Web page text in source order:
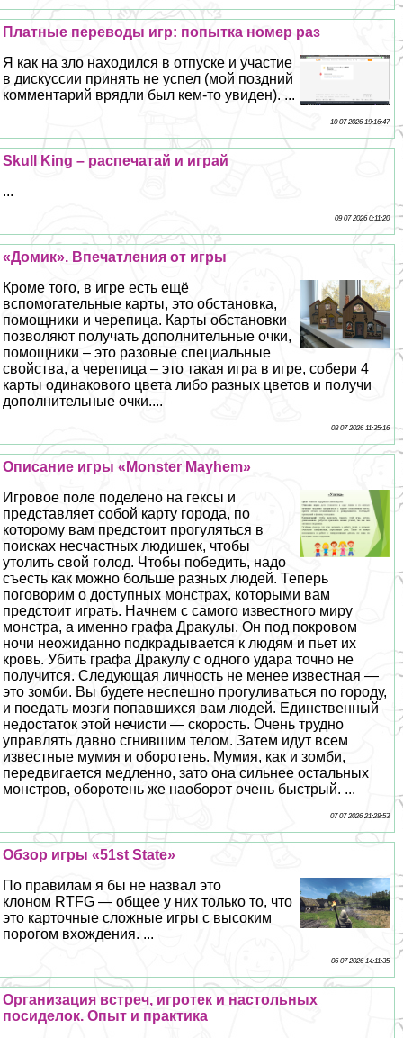
Платные переводы игр: попытка номер раз
Я как на зло находился в отпуске и участие
в дискуссии принять не успел (мой поздний
комментарий врядли был кем-то увиден). ...
10 07 2026 19:16:47
Skull King – распечатай и играй
...
09 07 2026 0:11:20
«Домик». Впечатления от игры
Кроме того, в игре есть ещё
вспомогательные карты, это обстановка,
помощники и черепица. Карты обстановки
позволяют получать дополнительные очки,
помощники – это разовые специальные
свойства, а черепица – это такая игра в игре, собери 4
карты одинакового цвета либо разных цветов и получи
дополнительные очки....
08 07 2026 11:35:16
Описание игры «Monster Mayhem»
Игровое поле поделено на гексы и
представляет собой карту города, по
которому вам предстоит прогуляться в
поисках несчастных людишек, чтобы
утолить свой голод. Чтобы победить, надо
съесть как можно больше разных людей. Теперь
поговорим о доступных монстрах, которыми вам
предстоит играть. Начнем с самого известного миру
монстра, а именно графа Дpaкулы. Он под покровом
ночи неожиданно подкрадывается к людям и пьет их
кровь. Убить графа Дpaкулу с одного удара точно не
получится. Следующая личность не менее известная —
это зомби. Вы будете неспешно прогуливаться по городу,
и поедать мозги попавшихся вам людей. Единственный
недостаток этой нечисти — скорость. Очень трудно
управлять давно сгнившим телом. Затем идут всем
известные мумия и оборотень. Мумия, как и зомби,
передвигается медленно, зато она сильнее остальных
монстров, оборотень же наоборот очень быстрый. ...
07 07 2026 21:28:53
Обзор игры «51st State»
По правилам я бы не назвал это
клоном RTFG — общее у них только то, что
это карточные сложные игры с высоким
порогом вхождения. ...
06 07 2026 14:11:35
Организация встреч, игротек и настольных
посиделок. Опыт и пpaктика